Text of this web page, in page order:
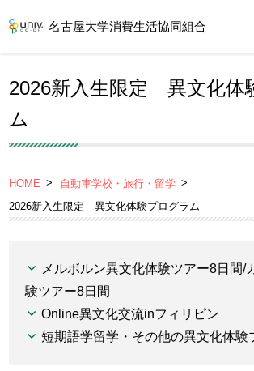
名古屋大学消費生活協同組合
2026新入生限定 異文化体
ム
HOME
自動車学校・旅行・留学
2026新入生限定 異文化体験プログラム
メルボルン異文化体験ツアー8日間/
験ツアー8日間
Online異文化交流inフィリピン
短期語学留学・その他の異文化体験